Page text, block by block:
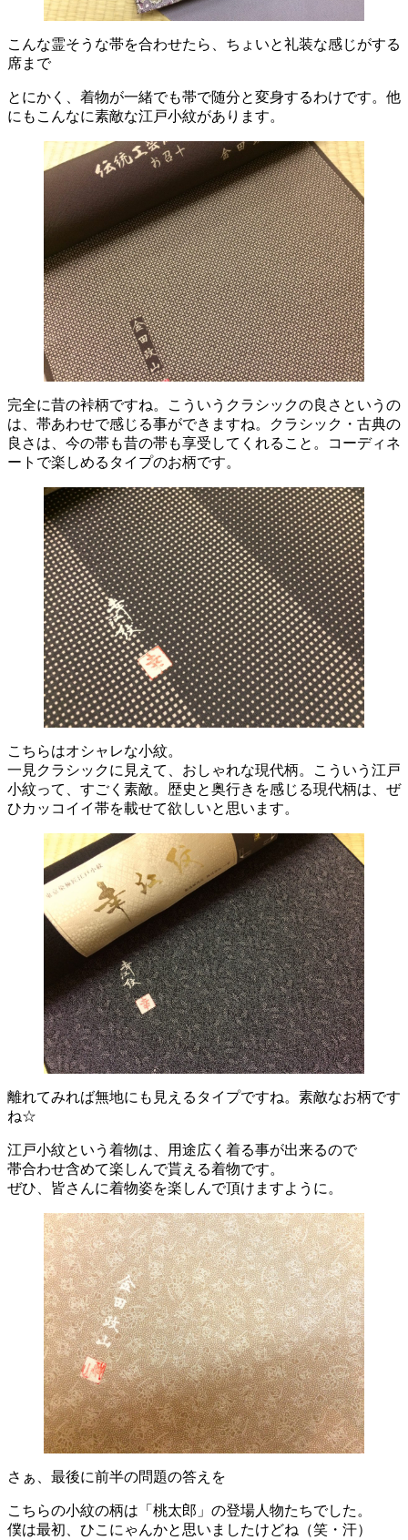
こんな霊そうな帯を合わせたら、ちょいと礼装な感じがする
席まで
とにかく、着物が一緒でも帯で随分と変身するわけです。他
にもこんなに素敵な江戸小紋があります。
完全に昔の裃柄ですね。こういうクラシックの良さというの
は、帯あわせで感じる事ができますね。クラシック・古典の
良さは、今の帯も昔の帯も享受してくれること。コーディネ
ートで楽しめるタイプのお柄です。
こちらはオシャレな小紋。
一見クラシックに見えて、おしゃれな現代柄。こういう江戸
小紋って、すごく素敵。歴史と奥行きを感じる現代柄は、ぜ
ひカッコイイ帯を載せて欲しいと思います。
離れてみれば無地にも見えるタイプですね。素敵なお柄です
ね☆
江戸小紋という着物は、用途広く着る事が出来るので
帯合わせ含めて楽しんで貰える着物です。
ぜひ、皆さんに着物姿を楽しんで頂けますように。
さぁ、最後に前半の問題の答えを
こちらの小紋の柄は「桃太郎」の登場人物たちでした。
僕は最初、ひこにゃんかと思いましたけどね（笑・汗）